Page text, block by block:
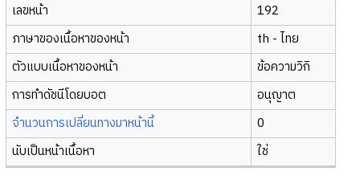
เลขหน้า
192
ภาษาของเนื้อหาของหน้า
th - ไทย
ตัวแบบเนื้อหาของหน้า
ข้อความวิกิ
การทำดัชนีโดยบอต
อนุญาต
จำนวนการเปลี่ยนทางมาหน้านี้
0
นับเป็นหน้าเนื้อหา
ใช่